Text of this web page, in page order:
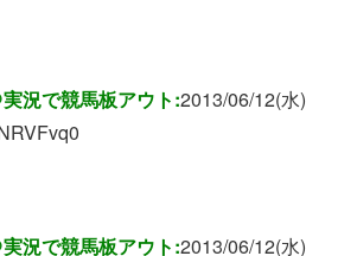
況で競馬板アウト:2013/06/12(水)
況で競馬板アウト:2013/06/12(水)